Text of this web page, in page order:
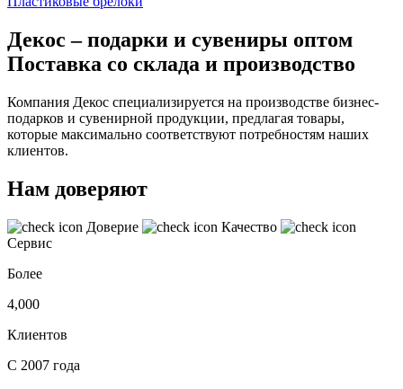
Декос – подарки и сувениры оптом
Поставка со склада и производство
Компания Декос специализируется на производстве бизнес-
подарков и сувенирной продукции, предлагая товары,
которые максимально соответствуют потребностям наших
клиентов.
Нам доверяют
Доверие
Качество
Сервис
Более
4,000
Клиентов
С 2007 года